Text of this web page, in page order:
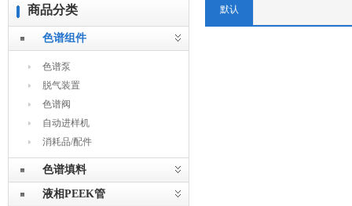
商品分类
色谱组件
色谱泵
脱气装置
色谱阀
自动进样机
消耗品/配件
色谱填料
液相PEEK管
默认